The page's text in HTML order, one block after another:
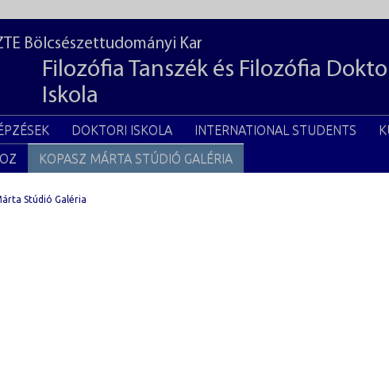
Bölcsészettudományi Kar
Filozófia Tanszék és Filozófia
Iskola
DOKTORI ISKOLA INTERNATIONAL STUDENTS
KOPASZ MÁRTA STÚDIÓ GALÉRIA
Stúdió Galéria